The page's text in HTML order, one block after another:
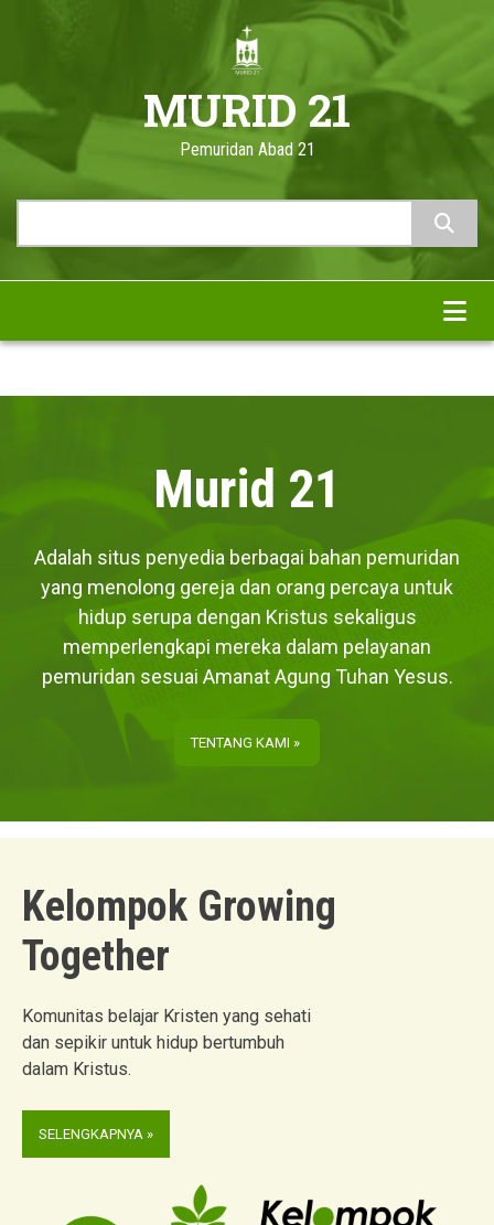
content
MURID 21
Pemuridan Abad 21
Murid 21
Adalah situs penyedia berbagai bahan pemuridan
yang menolong gereja dan orang percaya untuk
hidup serupa dengan Kristus sekaligus
memperlengkapi mereka dalam pelayanan
pemuridan sesuai Amanat Agung Tuhan Yesus.
TENTANG KAMI »
Kelompok Growing
Together
Komunitas belajar Kristen yang sehati
dan sepikir untuk hidup bertumbuh
dalam Kristus.
SELENGKAPNYA »